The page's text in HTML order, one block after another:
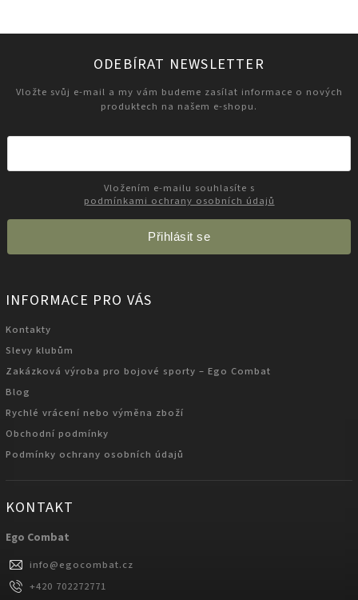
ODEBÍRAT NEWSLETTER
Vložte svůj e-mail a my vám budeme zasílat informace o nových
produktech na našem e-shopu.
podmínkami ochrany osobních údajů
Přihlásit se
INFORMACE PRO VÁS
Kontakty
Slevy klubům
Zakázková výroba pro bojové sporty – Ego Combat
Blog
Rychlé vrácení nebo výměna zboží
Obchodní podmínky
Podmínky ochrany osobních údajů
KONTAKT
Ego Combat
info@egocombat.cz
+420 702272771